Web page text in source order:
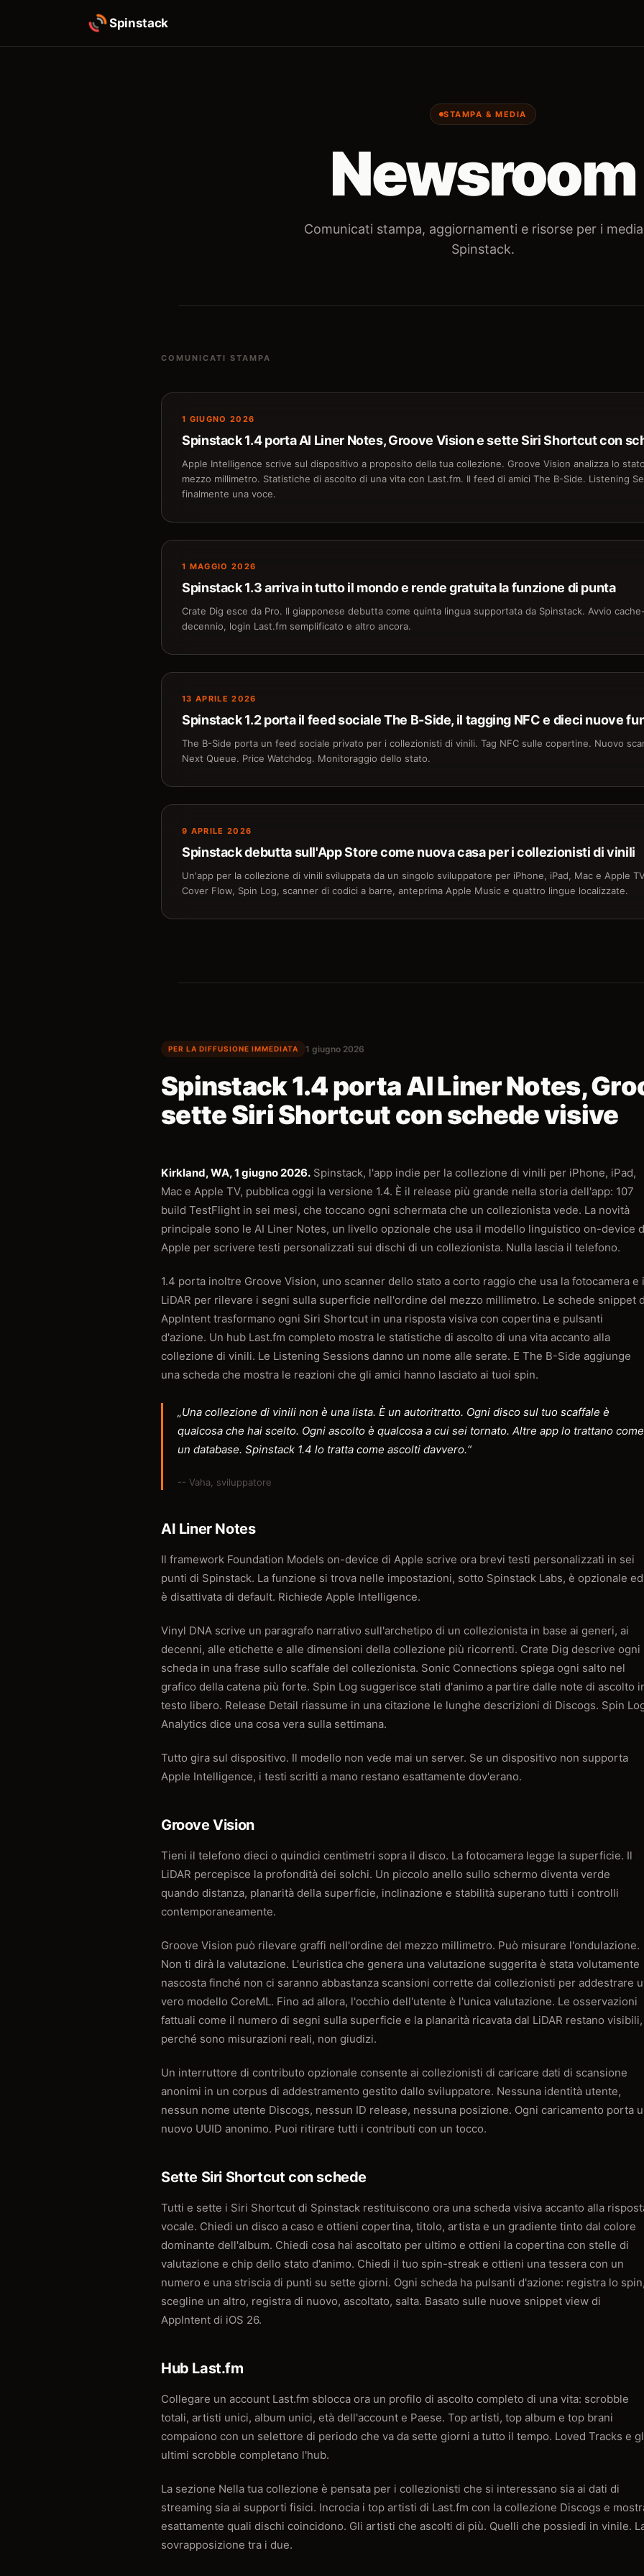
Spinstack
STAMPA & MEDIA
Newsroom
Comunicati stampa, aggiornamenti e risorse per i
Spinstack.
COMUNICATI STAMPA
1 GIUGNO 2026
Spinstack 1.4 porta AI Liner Notes, Groove Vision e sette Siri Shortcut con
Apple Intelligence scrive sul dispositivo a proposito della tua collezione. Groove Vision analizza lo
mezzo millimetro. Statistiche di ascolto di una vita con Last.fm. Il feed di amici The B-Side. Listening
finalmente una voce.
1 MAGGIO 2026
Spinstack 1.3 arriva in tutto il mondo e rende gratuita la funzione di punta
Crate Dig esce da Pro. Il giapponese debutta come quinta lingua supportata da Spinstack. Avvio
decennio, login Last.fm semplificato e altro ancora.
13 APRILE 2026
Spinstack 1.2 porta il feed sociale The B-Side, il tagging NFC e dieci nuove
The B-Side porta un feed sociale privato per i collezionisti di vinili. Tag NFC sulle copertine. Nuovo
Next Queue. Price Watchdog. Monitoraggio dello stato.
9 APRILE 2026
Spinstack debutta sull'App Store come nuova casa per i collezionisti di vinili
Un'app per la collezione di vinili sviluppata da un singolo sviluppatore per iPhone, iPad, Mac e Apple
Cover Flow, Spin Log, scanner di codici a barre, anteprima Apple Music e quattro lingue localizzate.
PER LA DIFFUSIONE IMMEDIATA 1 giugno 2026
Spinstack 1.4 porta AI Liner Notes,
sette Siri Shortcut con schede visive
Kirkland, WA, 1 giugno 2026. Spinstack, l'app indie per la collezione di vinili per iPhone, iPad,
Mac e Apple TV, pubblica oggi la versione 1.4. È il release più grande nella storia dell'app: 107
build TestFlight in sei mesi, che toccano ogni schermata che un collezionista vede. La novità
principale sono le AI Liner Notes, un livello opzionale che usa il modello linguistico on-device
Apple per scrivere testi personalizzati sui dischi di un collezionista. Nulla lascia il telefono.
1.4 porta inoltre Groove Vision, uno scanner dello stato a corto raggio che usa la fotocamera e
LiDAR per rilevare i segni sulla superficie nell'ordine del mezzo millimetro. Le schede snippet
AppIntent trasformano ogni Siri Shortcut in una risposta visiva con copertina e pulsanti
d'azione. Un hub Last.fm completo mostra le statistiche di ascolto di una vita accanto alla
collezione di vinili. Le Listening Sessions danno un nome alle serate. E The B-Side aggiunge
una scheda che mostra le reazioni che gli amici hanno lasciato ai tuoi spin.
„Una collezione di vinili non è una lista. È un autoritratto. Ogni disco sul tuo scaffale è
qualcosa che hai scelto. Ogni ascolto è qualcosa a cui sei tornato. Altre app lo trattano come
un database. Spinstack 1.4 lo tratta come ascolti davvero.“
-- Vaha, sviluppatore
AI Liner Notes
Il framework Foundation Models on-device di Apple scrive ora brevi testi personalizzati in sei
punti di Spinstack. La funzione si trova nelle impostazioni, sotto Spinstack Labs, è opzionale ed
è disattivata di default. Richiede Apple Intelligence.
Vinyl DNA scrive un paragrafo narrativo sull'archetipo di un collezionista in base ai generi, ai
decenni, alle etichette e alle dimensioni della collezione più ricorrenti. Crate Dig descrive ogni
scheda in una frase sullo scaffale del collezionista. Sonic Connections spiega ogni salto nel
grafico della catena più forte. Spin Log suggerisce stati d'animo a partire dalle note di ascolto
testo libero. Release Detail riassume in una citazione le lunghe descrizioni di Discogs. Spin
Analytics dice una cosa vera sulla settimana.
Tutto gira sul dispositivo. Il modello non vede mai un server. Se un dispositivo non supporta
Apple Intelligence, i testi scritti a mano restano esattamente dov'erano.
Groove Vision
Tieni il telefono dieci o quindici centimetri sopra il disco. La fotocamera legge la superficie. Il
LiDAR percepisce la profondità dei solchi. Un piccolo anello sullo schermo diventa verde
quando distanza, planarità della superficie, inclinazione e stabilità superano tutti i controlli
contemporaneamente.
Groove Vision può rilevare graffi nell'ordine del mezzo millimetro. Può misurare l'ondulazione.
Non ti dirà la valutazione. L'euristica che genera una valutazione suggerita è stata volutamente
nascosta finché non ci saranno abbastanza scansioni corrette dai collezionisti per addestrare
vero modello CoreML. Fino ad allora, l'occhio dell'utente è l'unica valutazione. Le osservazioni
fattuali come il numero di segni sulla superficie e la planarità ricavata dal LiDAR restano visibili,
perché sono misurazioni reali, non giudizi.
Un interruttore di contributo opzionale consente ai collezionisti di caricare dati di scansione
anonimi in un corpus di addestramento gestito dallo sviluppatore. Nessuna identità utente,
nessun nome utente Discogs, nessun ID release, nessuna posizione. Ogni caricamento porta
nuovo UUID anonimo. Puoi ritirare tutti i contributi con un tocco.
Sette Siri Shortcut con schede
Tutti e sette i Siri Shortcut di Spinstack restituiscono ora una scheda visiva accanto alla
vocale. Chiedi un disco a caso e ottieni copertina, titolo, artista e un gradiente tinto dal colore
dominante dell'album. Chiedi cosa hai ascoltato per ultimo e ottieni la copertina con stelle di
valutazione e chip dello stato d'animo. Chiedi il tuo spin-streak e ottieni una tessera con un
numero e una striscia di punti su sette giorni. Ogni scheda ha pulsanti d'azione: registra lo
scegline un altro, registra di nuovo, ascoltato, salta. Basato sulle nuove snippet view di
AppIntent di iOS 26.
Hub Last.fm
Collegare un account Last.fm sblocca ora un profilo di ascolto completo di una vita: scrobble
totali, artisti unici, album unici, età dell'account e Paese. Top artisti, top album e top brani
compaiono con un selettore di periodo che va da sette giorni a tutto il tempo. Loved Tracks e
ultimi scrobble completano l'hub.
La sezione Nella tua collezione è pensata per i collezionisti che si interessano sia ai dati di
streaming sia ai supporti fisici. Incrocia i top artisti di Last.fm con la collezione Discogs e
esattamente quali dischi coincidono. Gli artisti che ascolti di più. Quelli che possiedi in vinile.
sovrapposizione tra i due.